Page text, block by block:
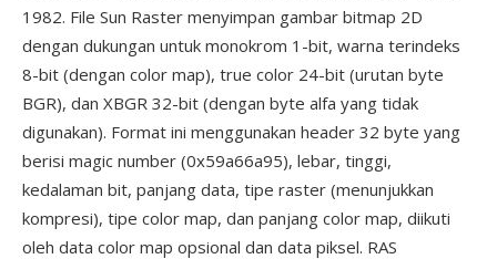
1982. File Sun Raster menyimpan gambar bitmap 2D
dengan dukungan untuk monokrom 1-bit, warna terindeks
8-bit (dengan color map), true color 24-bit (urutan byte
BGR), dan XBGR 32-bit (dengan byte alfa yang tidak
digunakan). Format ini menggunakan header 32 byte yang
berisi magic number (0x59a66a95), lebar, tinggi,
kedalaman bit, panjang data, tipe raster (menunjukkan
kompresi), tipe color map, dan panjang color map, diikuti
oleh data color map opsional dan data piksel. RAS